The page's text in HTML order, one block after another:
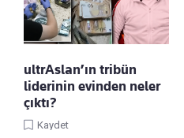
ultrAslan’ın tribün
liderinin evinden neler
çıktı?
Kaydet